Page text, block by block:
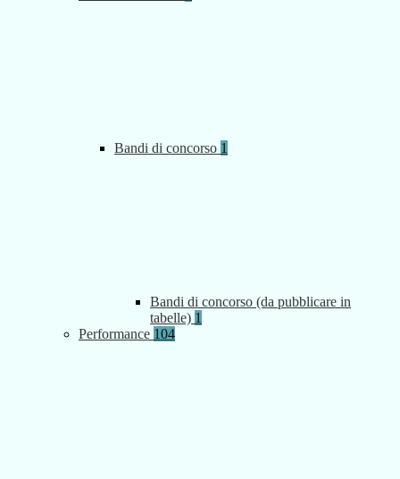
Bandi di concorso 1
Bandi di concorso (da pubblicare in
tabelle) 1
Performance 104